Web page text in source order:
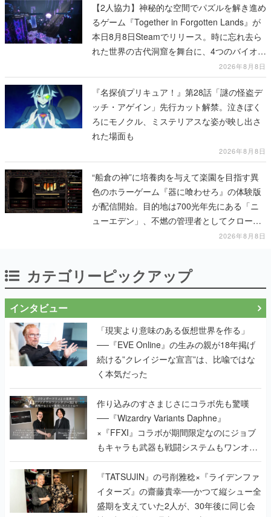
【2人協力】神秘的な空間でパズルを解き進め
るゲーム『Together in Forgotten Lands』が
本日8月8日Steamでリリース。時に忘れ去ら
れた世界の古代洞窟を舞台に、4つのバイオー
2026年8月8日
『名探偵プリキュア！』第28話「謎の怪盗デ
ッチ・アゲイン」先行カット解禁。泣きぼく
ろにモノクル、ミステリアスな姿が映し出さ
れた場面も
2026年8月8日
“船倉の神”に培養肉を与えて楽園を目指す異
色のホラーゲーム『器に喰わせろ』の体験版
が配信開始。目的地は700光年先にある「ニ
ューエデン」、不燃の管理者としてクローン
人間を増やし、加工して神に捧げる2026年8月8日
カテゴリーピックアップ
インタビュー
「現実より意味のある仮想世界を作る」
──『EVE Online』の生みの親が18年掲げ
続ける”クレイジーな宣言”は、比喩ではな
く本気だった
作り込みのすさまじさにコラボ先も驚嘆
──『Wizardry Variants Daphne』
×『FFXI』コラボが期間限定なのにジョブ
もキャラも武器も戦闘システムもワンオフ
で作り込まれた理由を両ディレクターに聞
く
『TATSUJIN』の弓削雅稔×『ライデンファ
イターズ』の齋藤貴幸──かつて縦シュー全
盛期を支えていた2人が、30年後に同じ会